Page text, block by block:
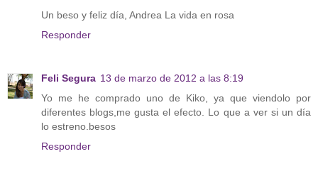
Un beso y feliz día, Andrea La vida en rosa
Responder
Feli Segura 13 de marzo de 2012 a las 8:19
Yo me he comprado uno de Kiko, ya que viendolo por
diferentes blogs,me gusta el efecto. Lo que a ver si un día
lo estreno.besos
Responder